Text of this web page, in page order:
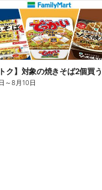
～8月10日